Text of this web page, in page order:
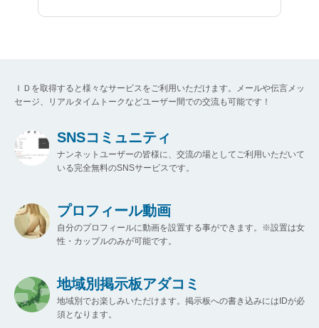
ＩＤを取得すると様々なサービスをご利用いただけます。メールや伝言メッ
セージ、リアルタイムトークなどユーザー間での交流も可能です！
SNSコミュニティ
ナンネットユーザーの皆様に、交流の場としてご利用いただいて
いる完全無料のSNSサービスです。
プロフィール動画
自分のプロフィールに動画を設置する事ができます。※設置は女
性・カップルのみが可能です。
地域別掲示板アダコミ
地域別でお楽しみいただけます。掲示板への書き込みにはIDが必
須となります。